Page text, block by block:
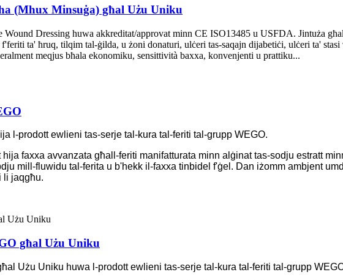
(Mhux Minsuġa) għal Użu Uniku
Wound Dressing huwa akkreditat/approvat minn CE ISO13485 u USFDA. Jintuża
ta' ħruq, tilqim tal-ġilda, u żoni donaturi, ulċeri tas-saqajn dijabetiċi, ulċeri ta'
meqjus bħala ekonomiku, sensittività baxxa, konvenjenti u prattiku...
l-prodott ewlieni tas-serje tal-kura tal-feriti tal-grupp WEGO.
hija faxxa avvanzata għall-feriti manifatturata minn alġinat tas-sodju estratt
mill-fluwidu tal-ferita u b'hekk il-faxxa tinbidel f'ġel. Dan iżomm ambjent
li jaqgħu.
għal Użu Uniku
Użu Uniku huwa l-prodott ewlieni tas-serje tal-kura tal-feriti tal-grupp